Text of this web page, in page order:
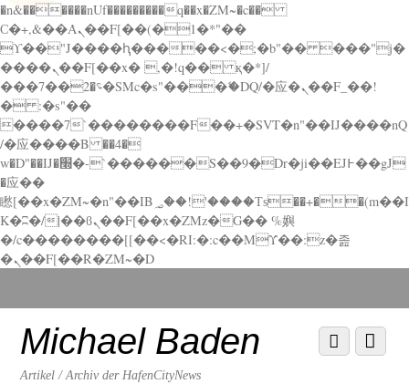
�n&������nUf���������q��x�ZM~�c��
Ϲ�+,&��Ὰܢ��F[��(�1�*"��
ϒ��"J����ԧ�����<�;�b"�� ���"j�
����ܢ��F[��x� ,�!q�� қ�*]/
���؝�2��7�SMc�s"���ޭ�DQ/�应�ܢ��F_��!
� :�s"��
����7`��������F��+�SVT�n"��IJ����nQ
/�应����B ��4�
w�D"��IJ�׭�-`������S��9�Dr�ji��EJ߅��gJ
�应��
矁[��x�ZM~�n"��IB؃��!'����Тѕ��+��(m��I
K�ʭ�/|��ϐܢ��F[��x�ZMz�G�� %嬩
�/c��������[[��<�RI:�:c��MΎ��:z�졾
�ܢ��F[��R�ZM~�D
down
contentMichael Baden
Artikel / Archiv der HafenCityNews
Menu
Scroll
down